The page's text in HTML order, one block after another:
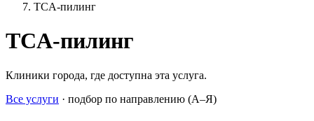
TCA-пилинг
TCA-пилинг
Клиники города, где доступна эта услуга.
Все услуги · подбор по направлению (A–Я)